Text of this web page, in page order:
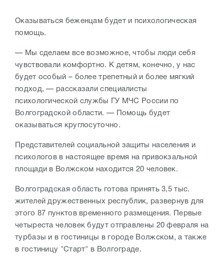
Оказываться беженцам будет и психологическая
помощь.
— Мы сделаем все возможное, чтобы люди себя
чувствовали комфортно. К детям, конечно, у нас
будет особый – более трепетный и более мягкий
подход, — рассказали специалисты
психологической службы ГУ МЧС России по
Волгоградской области. — Помощь будет
оказываться круглосуточно.
Представителей социальной защиты населения и
психологов в настоящее время на привокзальной
площади в Волжском находится 20 человек.
Волгоградская область готова принять 3,5 тыс.
жителей дружественных республик, развернув для
этого 87 пунктов временного размещения. Первые
четыреста человек будут отправлены 20 февраля на
турбазы и в гостиницы в городе Волжском, а также
в гостиницу "Старт" в Волгограде.